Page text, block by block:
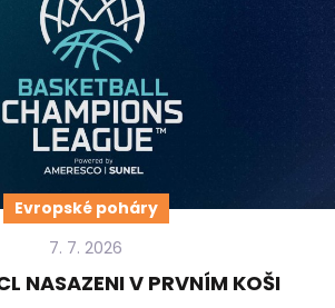
Evropské poháry
7. 7. 2026
NASAZENI V PRVNÍM KOŠI